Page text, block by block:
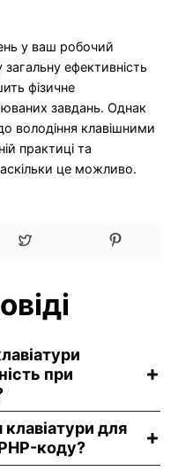
у ваш робочий
ефективність
фізичне
завдань. Однак
володіння клавішними
практиці та
це можливо.
при
клавіатури для
коду?